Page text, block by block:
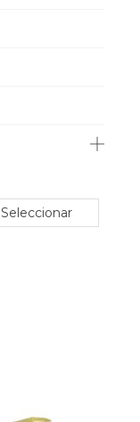
Seleccionar